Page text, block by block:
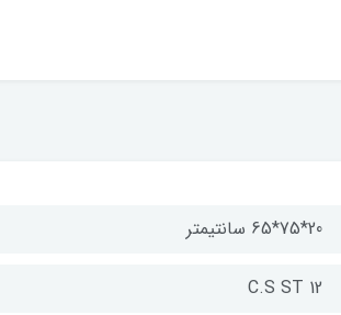
20*75*65 سانتیمتر
C.S ST 12